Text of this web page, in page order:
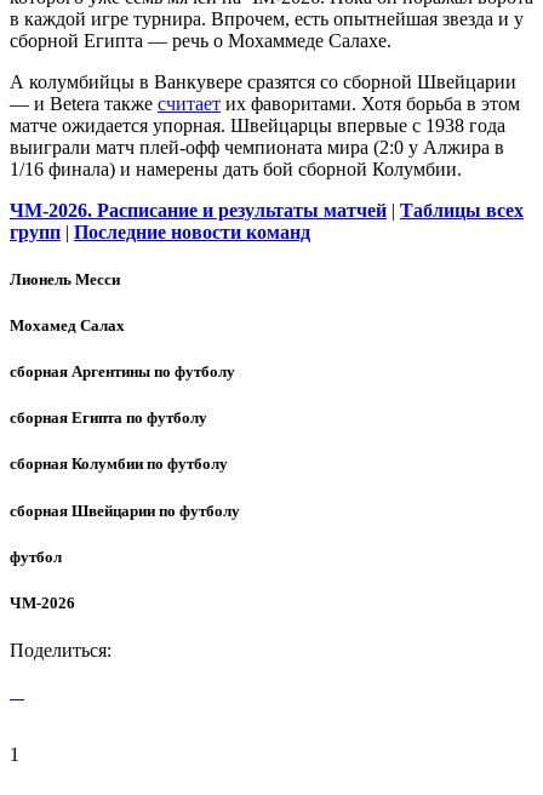
в каждой игре турнира. Впрочем, есть опытнейшая звезда и у
сборной Египта — речь о Мохаммеде Салахе.
А колумбийцы в Ванкувере сразятся со сборной Швейцарии
— и Betera также считает их фаворитами. Хотя борьба в этом
матче ожидается упорная. Швейцарцы впервые с 1938 года
выиграли матч плей-офф чемпионата мира (2:0 у Алжира в
1/16 финала) и намерены дать бой сборной Колумбии.
ЧМ-2026. Расписание и результаты матчей | Таблицы всех
групп | Последние новости команд
Лионель Месси
Мохамед Салах
сборная Аргентины по футболу
сборная Египта по футболу
сборная Колумбии по футболу
сборная Швейцарии по футболу
футбол
ЧМ-2026
Поделиться:
1